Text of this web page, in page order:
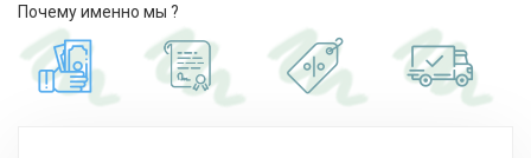
Почему именно мы ?